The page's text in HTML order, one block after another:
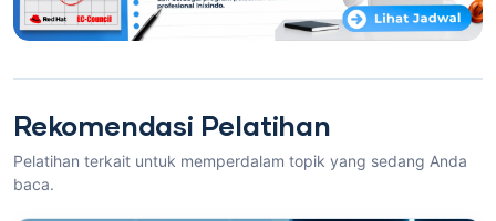
Rekomendasi Pelatihan
Pelatihan terkait untuk memperdalam topik yang sedang Anda
baca.